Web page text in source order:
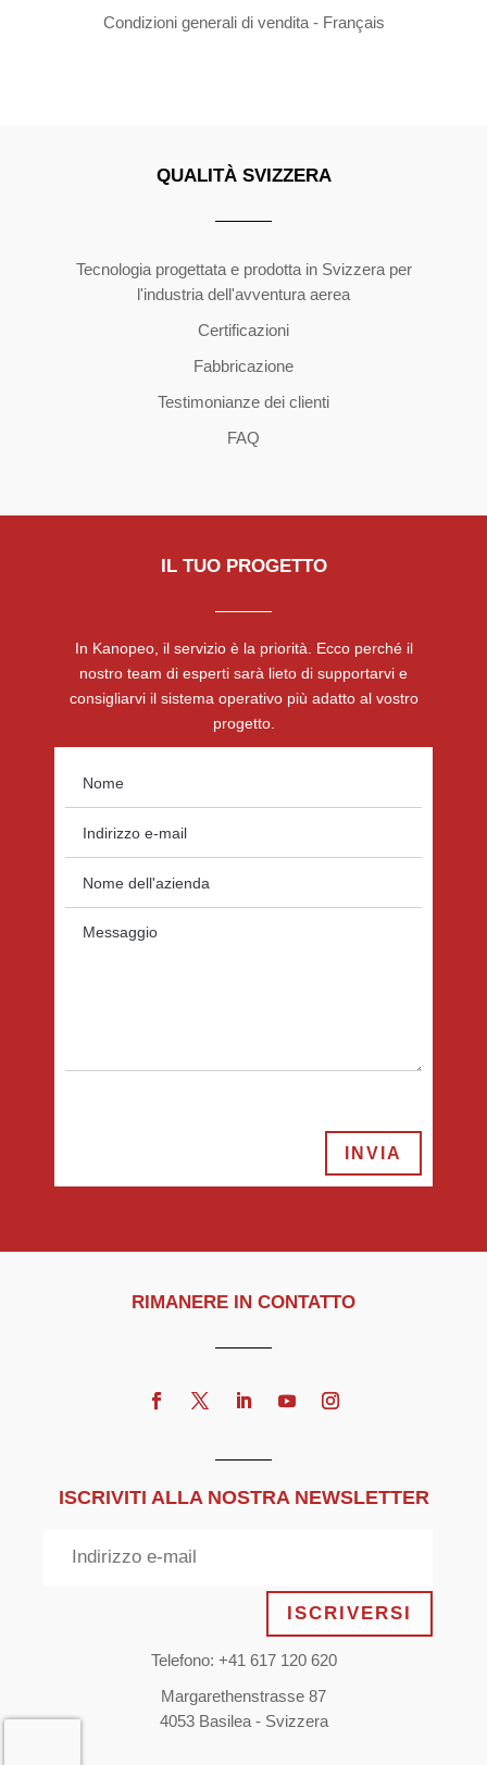
Condizioni generali di vendita - Français
QUALITÀ SVIZZERA
Tecnologia progettata e prodotta in Svizzera per
l'industria dell'avventura aerea
Certificazioni
Fabbricazione
Testimonianze dei clienti
FAQ
IL TUO PROGETTO
In Kanopeo, il servizio è la priorità. Ecco perché il
nostro team di esperti sarà lieto di supportarvi e
consigliarvi il sistema operativo più adatto al vostro
progetto.
INVIA
RIMANERE IN CONTATTO
ISCRIVITI ALLA NOSTRA NEWSLETTER
ISCRIVERSI
Telefono: +41 617 120 620
Margarethenstrasse 87
4053 Basilea - Svizzera